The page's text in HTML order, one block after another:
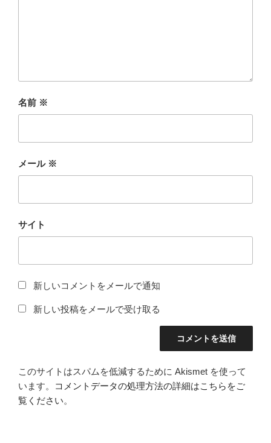
名前 ※
メール ※
サイト
新しいコメントをメールで通知
新しい投稿をメールで受け取る
このサイトはスパムを低減するために Akismet を使って
います。
コメントデータの処理方法の詳細はこちらをご
覧ください。